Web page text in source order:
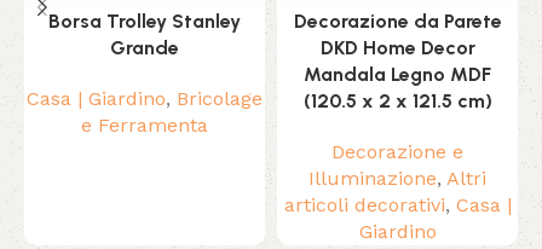
Borsa Trolley Stanley
Grande
Casa | Giardino, Bricolage
e Ferramenta
Decorazione da Parete
DKD Home Decor
Mandala Legno MDF
(120.5 x 2 x 121.5 cm)
Decorazione e
Illuminazione, Altri
articoli decorativi, Casa |
Giardino